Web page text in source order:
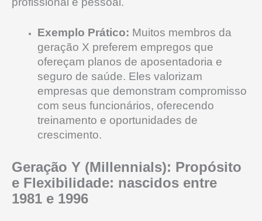
Exemplo Prático: Muitos membros da
geração X preferem empregos que
ofereçam planos de aposentadoria e
seguro de saúde. Eles valorizam
empresas que demonstram compromisso
com seus funcionários, oferecendo
treinamento e oportunidades de
crescimento.
Geração Y (Millennials): Propósito
e Flexibilidade: nascidos entre
1981 e 1996